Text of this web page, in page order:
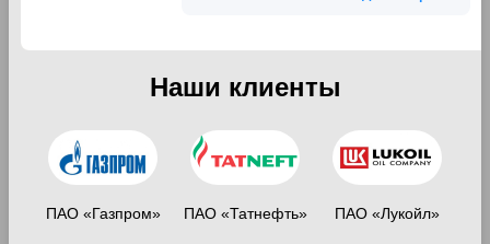
Наши клиенты
ПАО «Газпром» ПАО «Татнефть» ПАО «Лукойл»